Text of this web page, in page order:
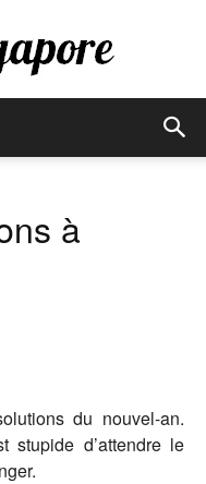
à
du nouvel-an.
stupide d’attendre le